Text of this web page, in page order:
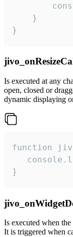
    }
}
Is executed at any
open, closed or
dynamic displaying
function
}
Is executed when
It is triggered when